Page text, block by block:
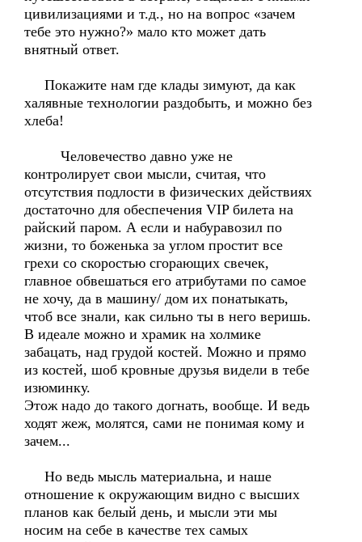
цивилизациями и т.д., но на вопрос «зачем
тебе это нужно?» мало кто может дать
внятный ответ.
Покажите нам где клады зимуют, да как
халявные технологии раздобыть, и можно без
хлеба!
Человечество давно уже не
контролирует свои мысли, считая, что
отсутствия подлости в физических действиях
достаточно для обеспечения VIP билета на
райский паром. А если и набуравозил по
жизни, то боженька за углом простит все
грехи со скоростью сгорающих свечек,
главное обвешаться его атрибутами по самое
не хочу, да в машину/ дом их понатыкать,
чтоб все знали, как сильно ты в него веришь.
В идеале можно и храмик на холмике
забацать, над грудой костей. Можно и прямо
из костей, шоб кровные друзья видели в тебе
изюминку.
Этож надо до такого догнать, вообще. И ведь
ходят жеж, молятся, сами не понимая кому и
зачем...
Но ведь мысль материальна, и наше
отношение к окружающим видно с высших
планов как белый день, и мысли эти мы
носим на себе в качестве тех самых